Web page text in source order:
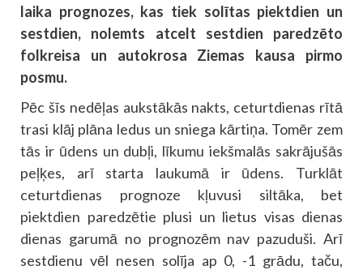
laika prognozes, kas tiek solītas piektdien un
sestdien, nolemts atcelt sestdien paredzēto
folkreisa un autokrosa Ziemas kausa pirmo
posmu.
Pēc šīs nedēļas aukstākās nakts, ceturtdienas rītā
trasi klāj plāna ledus un sniega kārtiņa. Tomēr zem
tās ir ūdens un dubļi, līkumu iekšmalās sakrājušās
peļķes, arī starta laukumā ir ūdens. Turklāt
ceturtdienas prognoze kļuvusi siltāka, bet
piektdien paredzētie plusi un lietus visas dienas
dienas garumā no prognozēm nav pazuduši. Arī
sestdienu vēl nesen solīja ap 0, -1 grādu, taču,